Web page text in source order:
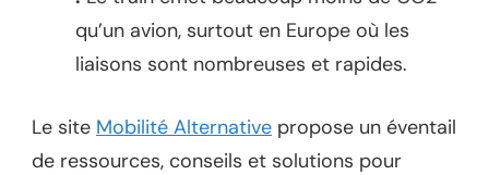
qu’un avion, surtout en Europe où les
liaisons sont nombreuses et rapides.
Le site Mobilité Alternative propose un éventail
de ressources, conseils et solutions pour